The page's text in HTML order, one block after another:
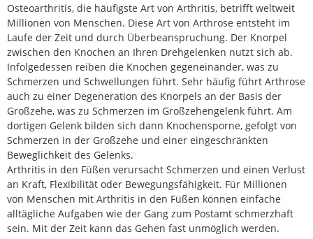
Osteoarthritis, die häufigste Art von Arthritis, betrifft weltweit
Millionen von Menschen. Diese Art von Arthrose entsteht im
Laufe der Zeit und durch Überbeanspruchung. Der Knorpel
zwischen den Knochen an Ihren Drehgelenken nutzt sich ab.
Infolgedessen reiben die Knochen gegeneinander, was zu
Schmerzen und Schwellungen führt. Sehr häufig führt Arthrose
auch zu einer Degeneration des Knorpels an der Basis der
Großzehe, was zu Schmerzen im Großzehengelenk führt. Am
dortigen Gelenk bilden sich dann Knochensporne, gefolgt von
Schmerzen in der Großzehe und einer eingeschränkten
Beweglichkeit des Gelenks.
Arthritis in den Füßen verursacht Schmerzen und einen Verlust
an Kraft, Flexibilität oder Bewegungsfähigkeit. Für Millionen
von Menschen mit Arthritis in den Füßen können einfache
alltägliche Aufgaben wie der Gang zum Postamt schmerzhaft
sein. Mit der Zeit kann das Gehen fast unmöglich werden.